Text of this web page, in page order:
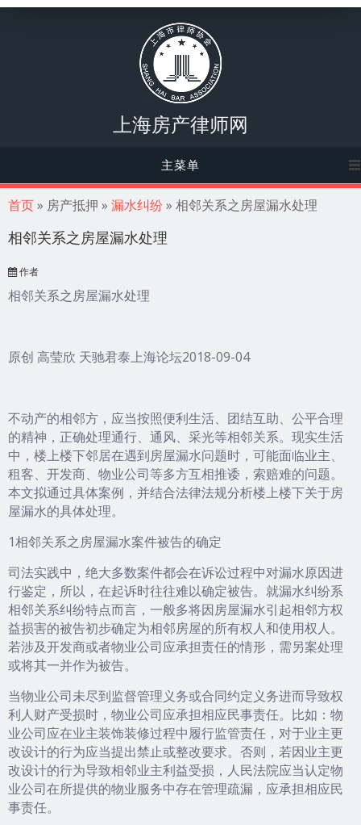
上海房产律师网
主菜单
你在这里
首页» 房产抵押 » 漏水纠纷» 相邻关系之房屋漏水处理
相邻关系之房屋漏水处理
作者
相邻关系之房屋漏水处理
原创 高莹欣 天驰君泰上海论坛2018-09-04
不动产的相邻方，应当按照便利生活、团结互助、公平合理
的精神，正确处理通行、通风、采光等相邻关系。现实生活
中，楼上楼下邻居在遇到房屋漏水问题时，可能面临业主、
租客、开发商、物业公司等多方互相推诿，索赔难的问题。
本文拟通过具体案例，并结合法律法规分析楼上楼下关于房
屋漏水的具体处理。
1相邻关系之房屋漏水案件被告的确定
司法实践中，绝大多数案件都会在诉讼过程中对漏水原因进
行鉴定，所以，在起诉时往往难以确定被告。就漏水纠纷系
相邻关系纠纷特点而言，一般多将因房屋漏水引起相邻方权
益损害的被告初步确定为相邻房屋的所有权人和使用权人。
若涉及开发商或者物业公司应承担责任的情形，需另案处理
或将其一并作为被告。
当物业公司未尽到监督管理义务或合同约定义务进而导致权
利人财产受损时，物业公司应承担相应民事责任。比如：物
业公司应在业主装饰装修过程中履行监管责任，对于业主更
改设计的行为应当提出禁止或整改要求。否则，若因业主更
改设计的行为导致相邻业主利益受损，人民法院应当认定物
业公司在所提供的物业服务中存在管理疏漏，应承担相应民
事责任。